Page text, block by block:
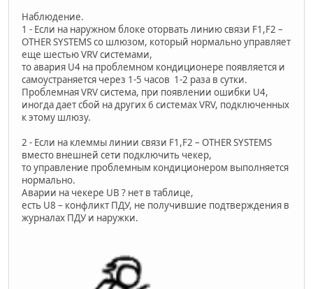
Наблюдение.
1 - Если на наружном блоке оторвать линию связи F1,F2 –
OTHER SYSTEMS со шлюзом, который нормально управляет
еще шестью VRV системами,
то авария U4 на проблемном кондиционере появляется и
самоустраняется через 1-5 часов 1-2 раза в сутки.
Проблемная VRV система, при появлении ошибки U4,
иногда дает сбой на других 6 системах VRV, подключенных
к этому шлюзу.
2 - Если на клеммы линии связи F1,F2 – OTHER SYSTEMS
вместо внешней сети подключить чекер,
то управление проблемным кондиционером выполняется
нормально.
Аварии на чекере UB ? нет в таблице,
есть U8 – конфликт ПДУ, не получившие подтверждения в
журналах ПДУ и наружки.